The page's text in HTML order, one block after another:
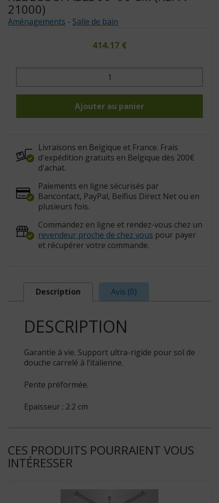
21000)
Aménagements - Salle de bain
414.17 €
quantité
Receveur
cm
Ajouter au panier
Livraisons en Belgique et France. Frais
d'expédition gratuits en Belgique dès 200€
d'achat.
Paiements en ligne sécurisés par
Bancontact, PayPal, Belfius Direct Net ou en
plusieurs fois.
Commandez en ligne et rendez-vous chez un
revendeur proche de chez vous pour payer
et récupérer votre commande.
Description Avis (0)
DESCRIPTION
Garantie à vie. Support ultra-rigide pour sol de
douche carrelé à l’italienne.
Pente préformée.
Epaisseur : 2.2 cm
CES PRODUITS POURRAIENT VOUS
INTÉRESSER